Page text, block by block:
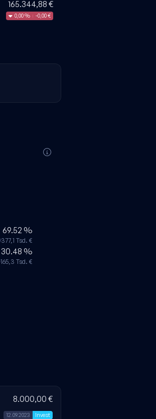
165.344,88 €
0,00 % | -0,00 €
69.52 %
377,1 Tsd. €
30.48 %
165,3 Tsd. €
8.000,00 €
12.09.2023 Invest